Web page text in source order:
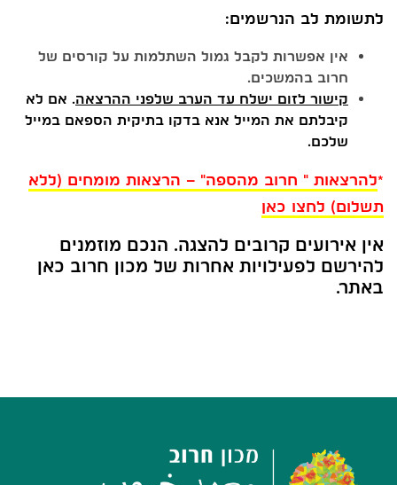
לתשומת לב הנרשמים:
אין אפשרות לקבל גמול השתלמות על קורסים של
חרוב בהמשכים.
קישור לזום ישלח עד הערב שלפני ההרצאה. אם לא
קיבלתם את המייל אנא בדקו בתיקית הספאם במייל
שלכם.
*להרצאות " חרוב מהספה" – הרצאות מומחים (ללא
תשלום) לחצו כאן
אין אירועים קרובים להצגה. הנכם מוזמנים
להירשם לפעילויות אחרות של מכון חרוב כאן
באתר.